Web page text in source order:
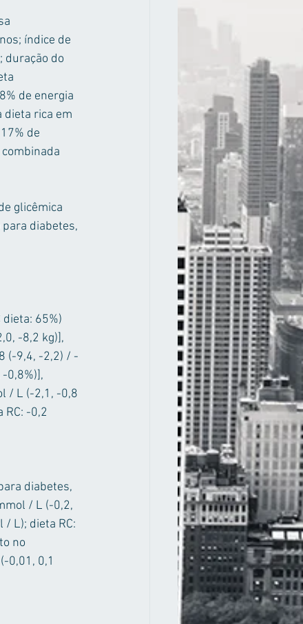
índice de
duração do
de energia
dieta rica em
de
glicêmica
diabetes,
65%)
-8,2 kg)],
(-9,4, -2,2) / -
0,8%)],
/ L (-2,1, -0,8
-0,2
diabetes,
/ L (-0,2,
L); dieta RC:
no
0,01, 0,1